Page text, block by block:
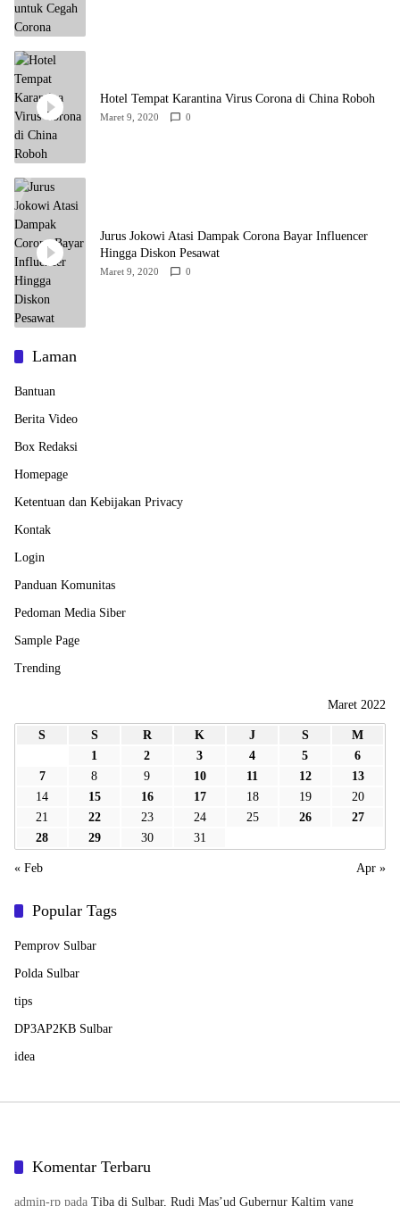
Hotel Tempat Karantina Virus Corona di China Roboh
Maret 9, 2020 0
Jurus Jokowi Atasi Dampak Corona Bayar Influencer
Hingga Diskon Pesawat
Maret 9, 2020 0
Laman
Bantuan
Berita Video
Box Redaksi
Homepage
Ketentuan dan Kebijakan Privacy
Kontak
Login
Panduan Komunitas
Pedoman Media Siber
Sample Page
Trending
Maret 2022
S S R K J S
M
1
2 3 4 5
6
7
8 9 10 11 12
13
14
15 16 17 18 19
20
21
22 23 24 25 26
27
28
29 30 31
« Feb Apr »
Popular Tags
Pemprov Sulbar
Polda Sulbar
tips
DP3AP2KB Sulbar
idea
Komentar Terbaru
admin-rp pada Tiba di Sulbar, Rudi Mas’ud Gubernur Kaltim yang